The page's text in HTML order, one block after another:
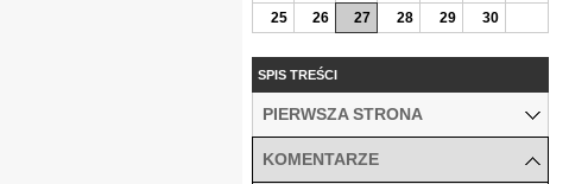
25
26 27 28 29 30
SPIS TREŚCI
PIERWSZA STRONA
KOMENTARZE